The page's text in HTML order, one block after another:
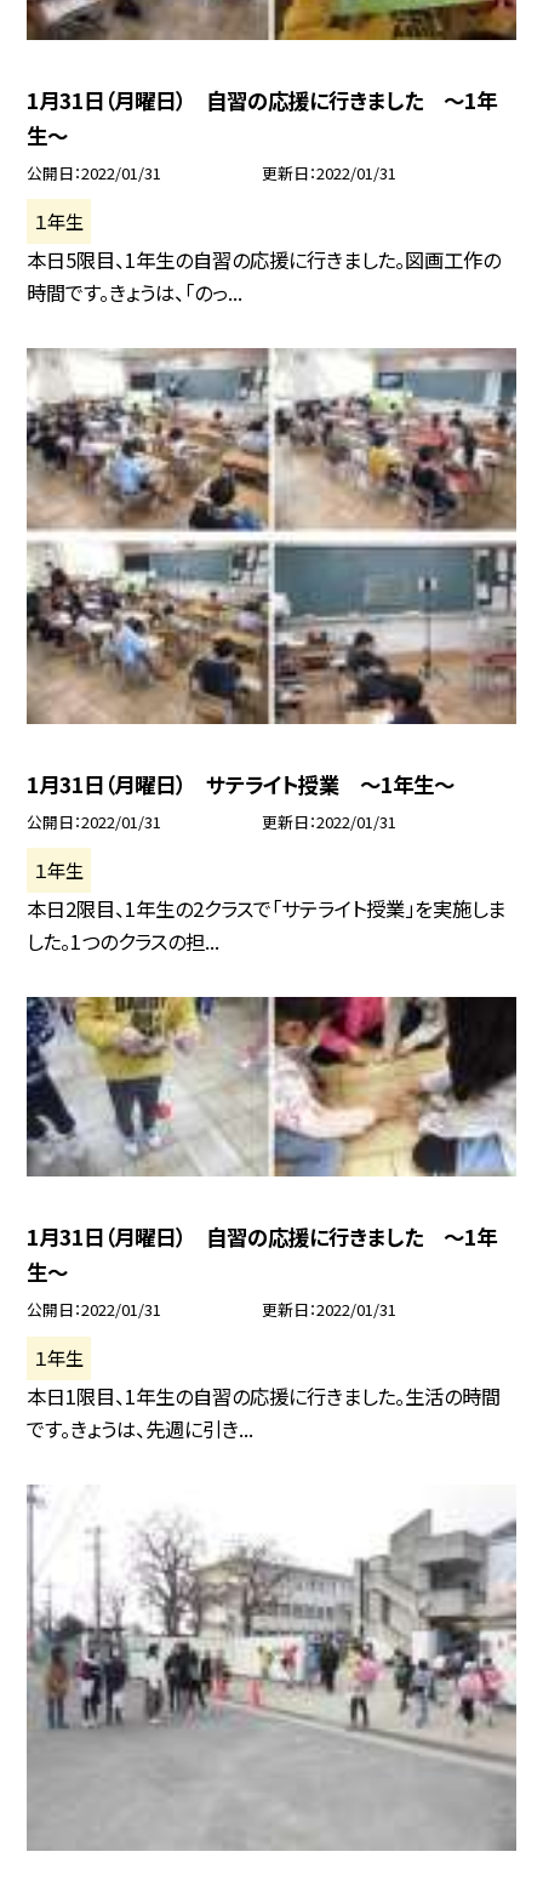
1月31日（月曜日） 自習の応援に行きました 〜1年
生〜
公開日 2022/01/31 更新日 2022/01/31
１年生
本日5限目、1年生の自習の応援に行きました。図画工作の
時間です。きょうは、「のっ...
1月31日（月曜日） サテライト授業 〜1年生〜
公開日 2022/01/31 更新日 2022/01/31
１年生
本日2限目、1年生の2クラスで「サテライト授業」を実施しま
した。1つのクラスの担...
1月31日（月曜日） 自習の応援に行きました 〜1年
生〜
公開日 2022/01/31 更新日 2022/01/31
１年生
本日1限目、1年生の自習の応援に行きました。生活の時間
です。きょうは、先週に引き...